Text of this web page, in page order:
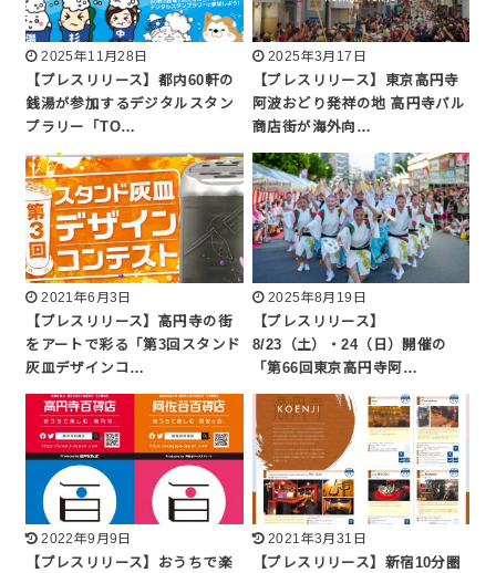
2025年11月28日
【プレスリリース】都内60軒の
銭湯が参加するデジタルスタン
プラリー「TO…
2025年3月17日
【プレスリリース】東京高円寺
阿波おどり発祥の地 高円寺パル
商店街が海外向…
2021年6月3日
【プレスリリース】高円寺の街
をアートで彩る「第3回スタンド
灰皿デザインコ…
2025年8月19日
【プレスリリース】
8/23（土）・24（日）開催の
「第66回東京高円寺阿…
2022年9月9日
【プレスリリース】おうちで楽
2021年3月31日
【プレスリリース】新宿10分圏